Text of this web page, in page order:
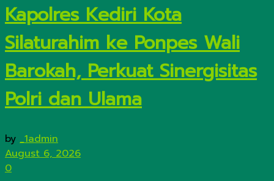
Kapolres Kediri Kota
Silaturahim ke Ponpes Wali
Barokah, Perkuat Sinergisitas
Polri dan Ulama
by _1admin
August 6, 2026
0